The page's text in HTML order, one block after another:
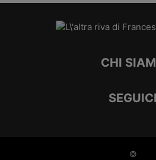
CHI
SEGUICI
©